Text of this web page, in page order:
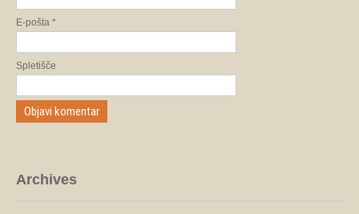
E-pošta *
Spletišče
Archives